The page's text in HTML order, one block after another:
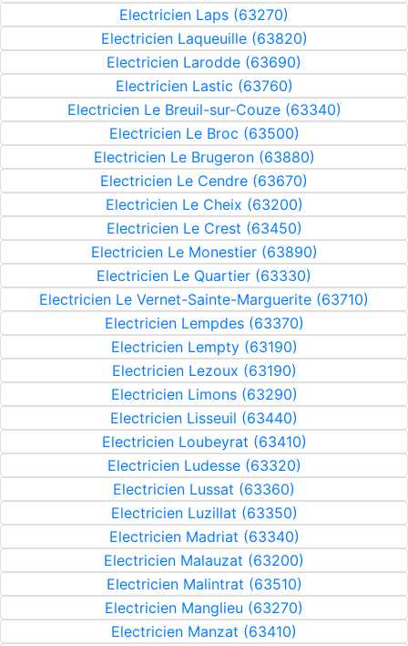
Electricien Laps (63270)
Electricien Laqueuille (63820)
Electricien Larodde (63690)
Electricien Lastic (63760)
Electricien Le Breuil-sur-Couze (63340)
Electricien Le Broc (63500)
Electricien Le Brugeron (63880)
Electricien Le Cendre (63670)
Electricien Le Cheix (63200)
Electricien Le Crest (63450)
Electricien Le Monestier (63890)
Electricien Le Quartier (63330)
Electricien Le Vernet-Sainte-Marguerite (63710)
Electricien Lempdes (63370)
Electricien Lempty (63190)
Electricien Lezoux (63190)
Electricien Limons (63290)
Electricien Lisseuil (63440)
Electricien Loubeyrat (63410)
Electricien Ludesse (63320)
Electricien Lussat (63360)
Electricien Luzillat (63350)
Electricien Madriat (63340)
Electricien Malauzat (63200)
Electricien Malintrat (63510)
Electricien Manglieu (63270)
Electricien Manzat (63410)